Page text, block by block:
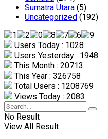
Sumatra Utara (5)
Uncategorized (192)
Users Today : 1028
Users Yesterday : 1948
This Month : 20713
This Year : 326758
Total Users : 1208769
Views Today : 2083
No Result
View All Result